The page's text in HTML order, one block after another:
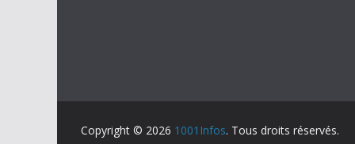
Copyright © 2026 1001Infos. Tous droits réservés.